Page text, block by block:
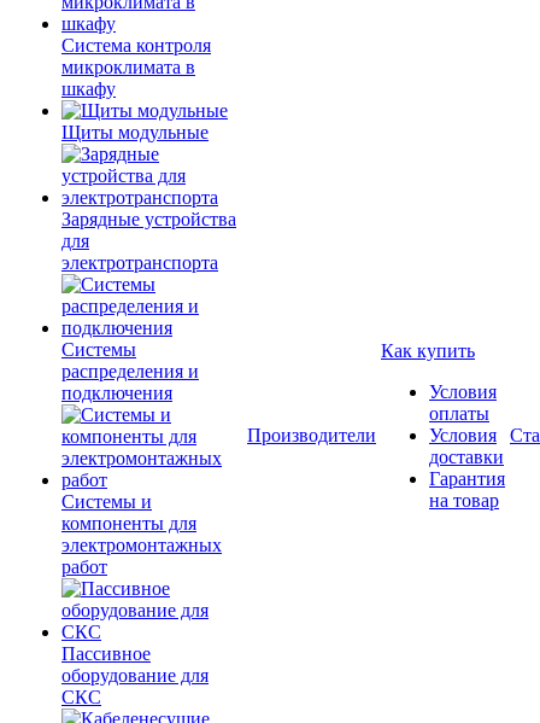
Система контроля
микроклимата в
шкафу
Щиты модульные
Зарядные устройства
для
электротранспорта
Системы
распределения и
подключения
Системы и
компоненты для
электромонтажных
работ
Пассивное
оборудование для
СКС
Производители
Как купить
Условия
оплаты
Условия
доставки
Гарантия
на товар